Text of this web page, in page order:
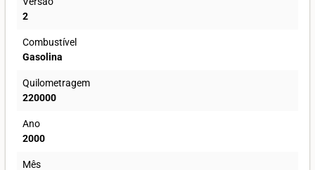
2
Combustível
Gasolina
Quilometragem
220000
Ano
2000
Mês